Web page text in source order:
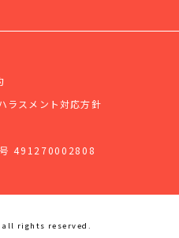
ラスメント対応方針
号 491270002808
all rights reserved.